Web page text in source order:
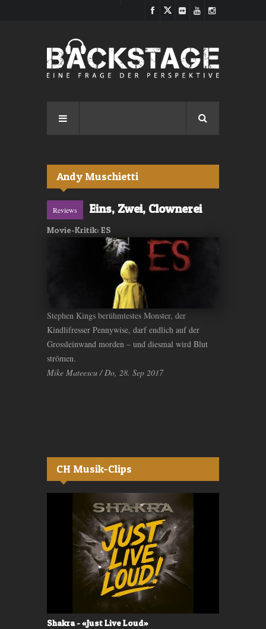
Andy Muschietti
Reviews Eins, Zwei, Clownerei
Movie-Kritik: ES
Stephen Kings berühmtestes Monster, der
Kindlifresser Pennywise, darf endlich auf der
Grossleinwand morden – und diesmal wird Blut
strömen.
Mike Mateescu / Do, 28. Sep 2017
CH Musik-Clips
Shakra - «Just Live Loud»